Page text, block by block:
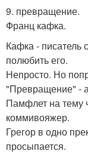
9. превращение.
Франц кафка.
Кафка -
полюбить его.
Непросто. Но
"Превращение" -
Памфлет на тему
коммивояжер.
Грегор в одно
просыпается.